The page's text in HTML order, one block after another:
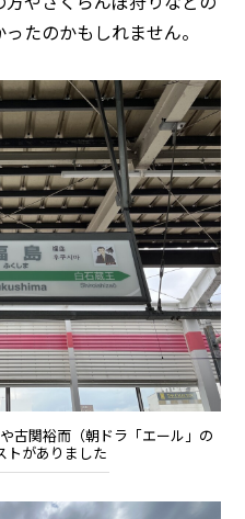
たのかもしれません。
古関裕而（朝ドラ「エール」の
トがありました